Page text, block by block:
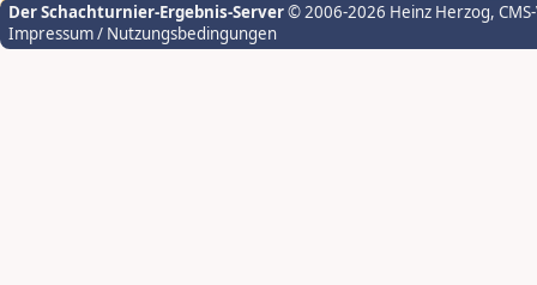
Der Schachturnier-Ergebnis-Server© 2006-2026 Heinz Herzog,
Impressum / Nutzungsbedingungen